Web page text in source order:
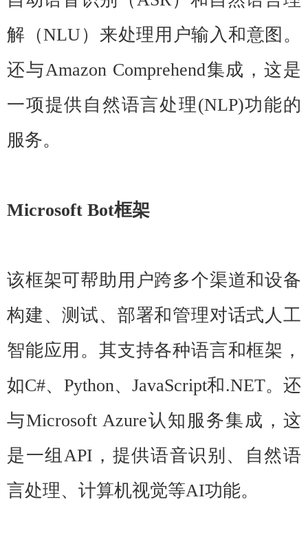
解（NLU）来处理用户输入和意图。
还与Amazon Comprehend集成，这是
一项提供自然语言处理(NLP)功能的
服务。
Microsoft Bot框架
该框架可帮助用户跨多个渠道和设备
构建、测试、部署和管理对话式人工
智能应用。其支持各种语言和框架，
如C#、Python、JavaScript和.NET。还
与Microsoft Azure认知服务集成，这
是一组API，提供语音识别、自然语
言处理、计算机视觉等AI功能。